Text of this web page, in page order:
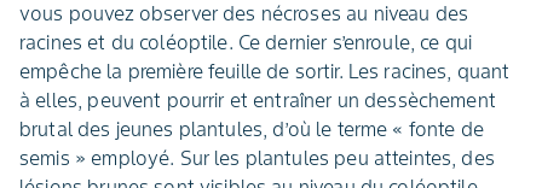
vous pouvez observer des nécroses au niveau des
racines et du coléoptile. Ce dernier s’enroule, ce qui
empêche la première feuille de sortir. Les racines, quant
à elles, peuvent pourrir et entraîner un dessèchement
brutal des jeunes plantules, d’où le terme « fonte de
semis » employé. Sur les plantules peu atteintes, des